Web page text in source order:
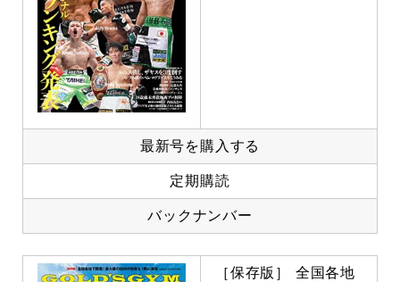
最新号を購入する
定期購読
バックナンバー
［保存版］ 全国各地